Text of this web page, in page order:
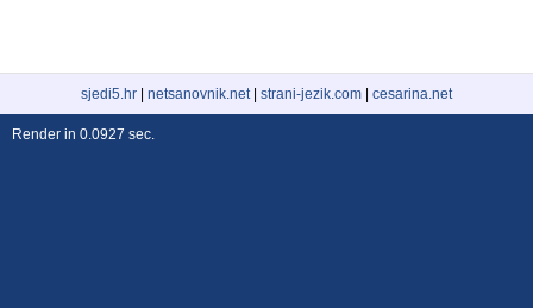
sjedi5.hr netsanovnik.net| strani-jezik.com cesarina.net
Render in 0.0927 sec.